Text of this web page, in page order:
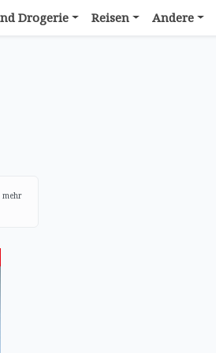
Drogerie Reisen Andere
mehr